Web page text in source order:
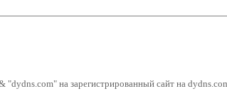
"dydns.com" на зарегистрированный сайт на